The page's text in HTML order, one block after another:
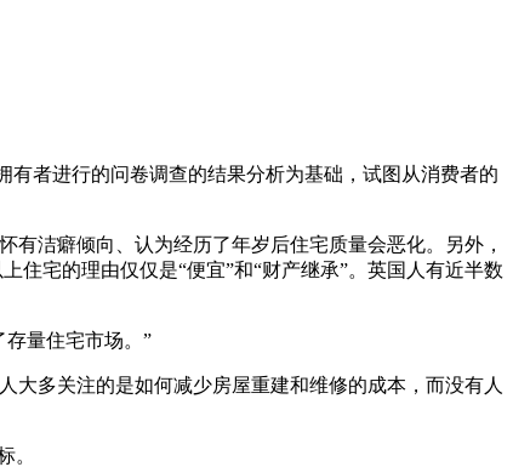
有者进行的问卷调查的结果分析为基础，试图从消费者的
洁癖倾向、认为经历了年岁后住宅质量会恶化。另外，
住宅的理由仅仅是“便宜”和“财产继承”。英国人有近半数
量住宅市场。”
大多关注的是如何减少房屋重建和维修的成本，而没有人
。